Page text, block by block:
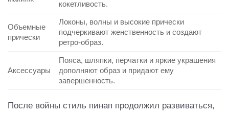
кокетливость.
Объемные
прически
Локоны, волны и высокие прически
подчеркивают женственность и создают
ретро-образ.
Аксессуары
Пояса, шляпки, перчатки и яркие украшения
дополняют образ и придают ему
завершенность.
После войны стиль пинап продолжил развиваться,